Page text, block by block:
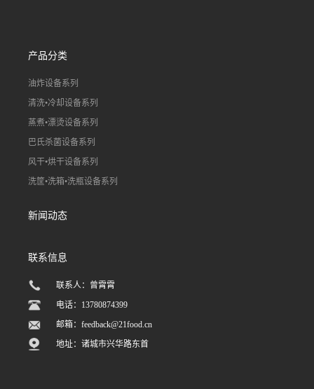
产品分类
油炸设备系列
清洗•冷却设备系列
蒸煮•漂烫设备系列
巴氏杀菌设备系列
风干•烘干设备系列
洗筐•洗箱•洗瓶设备系列
新闻动态
联系信息
联系人：曾霄霄
电话：13780874399
邮箱：feedback@21food.cn
地址：诸城市兴华路东首